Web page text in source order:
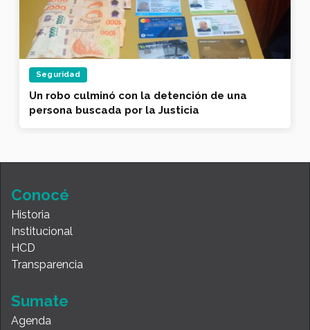
Seguridad
Tenía paradero activo, fue identificado en
flagrancia y quedó detenido
Conocé
Historia
Institucional
HCD
Transparencia
Sumate
Agenda